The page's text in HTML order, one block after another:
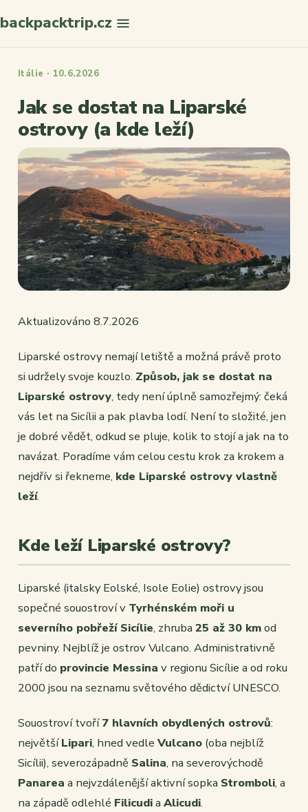
backpacktrip.cz
Itálie · 10.6.2026
Jak se dostat na Liparské
ostrovy (a kde leží)
Aktualizováno 8.7.2026
Liparské ostrovy nemají letiště a možná právě proto
si udržely svoje kouzlo. Způsob, jak se dostat na
Liparské ostrovy, tedy není úplně samozřejmý: čeká
vás let na Sicílii a pak plavba lodí. Není to složité, jen
je dobré vědět, odkud se pluje, kolik to stojí a jak na to
navázat. Poradíme vám celou cestu krok za krokem a
nejdřív si řekneme, kde Liparské ostrovy vlastně
leží.
Kde leží Liparské ostrovy?
Liparské (italsky Eolské, Isole Eolie) ostrovy jsou
sopečné souostroví v Tyrhénském moři u
severního pobřeží Sicílie, zhruba 25 až 30 kmod
pevniny. Nejblíž je ostrov Vulcano. Administrativně
patří do provincie Messina v regionu Sicílie a od roku
2000 jsou na seznamu světového dědictví UNESCO.
Souostroví tvoří7 hlavních obydlených ostrovů:
největšíLipari, hned vedle Vulcano (oba nejblíž
Sicílii), severozápadně Salina, na severovýchodě
Panarea a nejvzdálenější aktivní sopka Stromboli, a
na západě odlehlé Filicudia Alicudi.